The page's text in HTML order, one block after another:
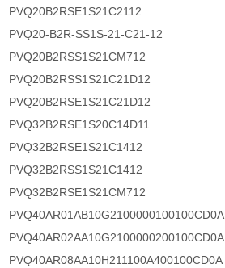
PVQ20B2RSE1S21C2112
PVQ20-B2R-SS1S-21-C21-12
PVQ20B2RSS1S21CM712
PVQ20B2RSS1S21C21D12
PVQ20B2RSE1S21C21D12
PVQ32B2RSE1S20C14D11
PVQ32B2RSE1S21C1412
PVQ32B2RSS1S21C1412
PVQ32B2RSE1S21CM712
PVQ40AR01AB10G2100000100100CD0A
PVQ40AR02AA10G2100000200100CD0A
PVQ40AR08AA10H211100A400100CD0A